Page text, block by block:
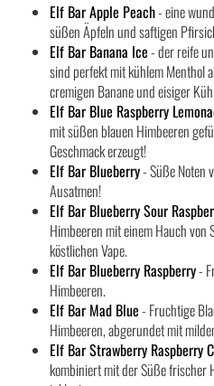
Elf Bar Apple Peach- eine
süßen Äpfeln und saftigen
Elf Bar Banana Ice- der reife
sind perfekt mit kühlem Menthol
cremigen Banane und eisiger
Elf Bar Blue Raspberry
mit süßen blauen Himbeeren
Geschmack erzeugt!
Elf Bar Blueberry- Süße Noten
Ausatmen!
Elf Bar Blueberry Sour
Himbeeren mit einem Hauch von
köstlichen Vape.
Elf Bar Blueberry Raspberry-
Himbeeren.
Elf Bar Mad Blue- Fruchtige
Himbeeren, abgerundet mit
Elf Bar Strawberry Raspberry
kombiniert mit der Süße frischer